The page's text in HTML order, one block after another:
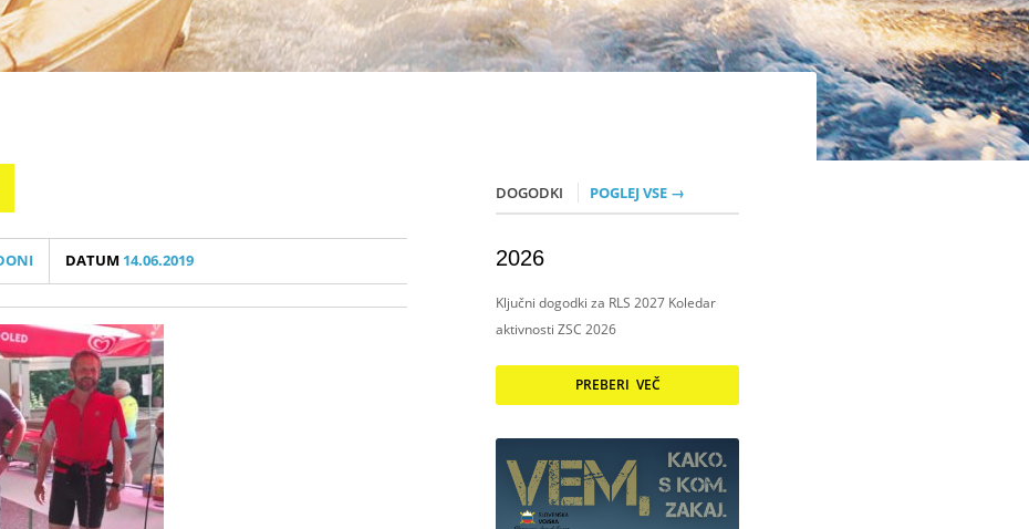
DATUM 14.06.2019
DOGODKI POGLEJ VSE →
2026
Ključni dogodki za RLS 2027 Koledar
aktivnosti ZSC 2026
PREBERI VEČ